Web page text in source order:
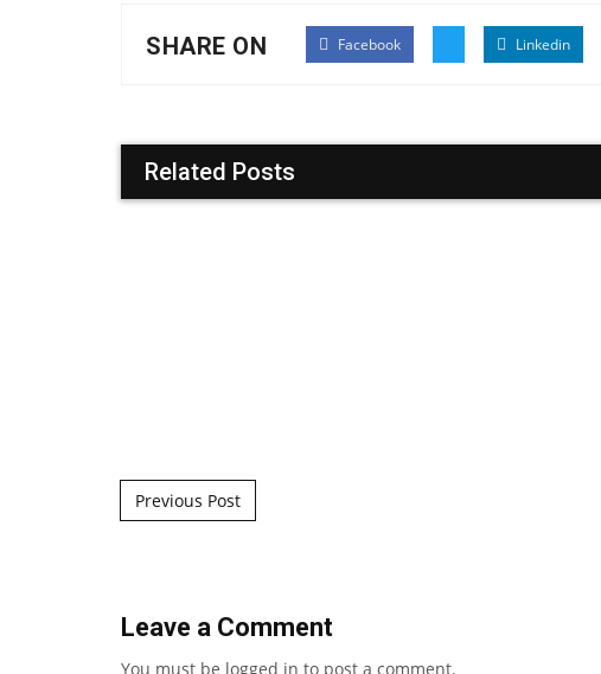
SHARE ON Facebook Linkedin
Related Posts
Post navigation
Previous Post
Leave a Comment
You must be logged in to post a comment.